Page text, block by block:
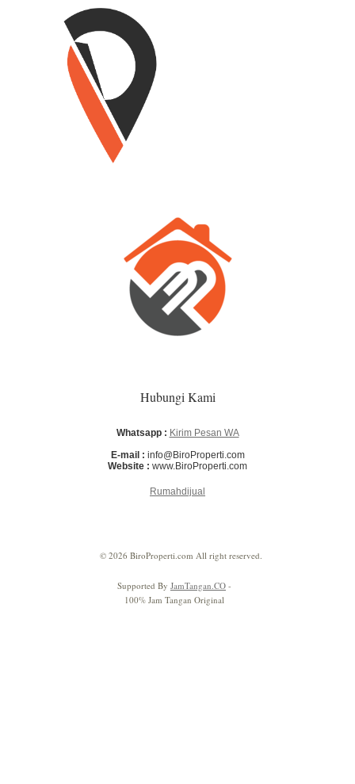
Hubungi Kami
Whatsapp : Kirim Pesan WA
E-mail : info@BiroProperti.com
Website : www.BiroProperti.com
Rumahdijual
© 2026 BiroProperti.com All right reserved.
Supported By JamTangan.CO -
100% Jam Tangan Original